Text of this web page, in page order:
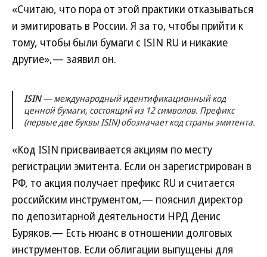
«Считаю, что пора от этой практики отказываться
и эмитировать в России. Я за то, чтобы прийти к
тому, чтобы были бумаги с ISIN RU и никакие
другие»,— заявил он.
ISIN— международный идентификационный код
ценной бумаги, состоящий из 12 символов. Префикс
(первые две буквы ISIN) обозначает код страны эмитента.
«Код ISIN присваивается акциям по месту
регистрации эмитента. Если он зарегистрирован в
РФ, то акция получает префикс RU и считается
российским инструментом,— пояснил директор
по депозитарной деятельности НРД Денис
Буряков.— Есть нюанс в отношении долговых
инструментов. Если облигации выпущены для